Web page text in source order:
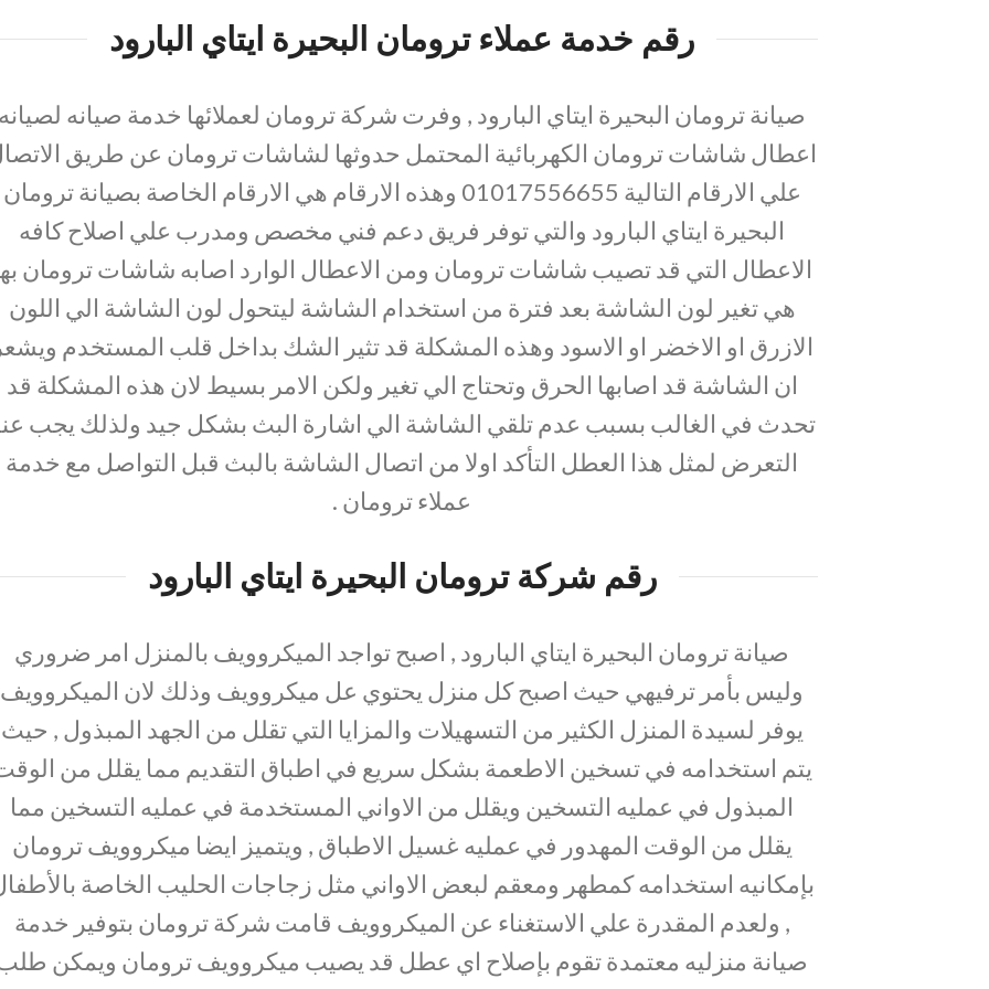
رقم خدمة عملاء ترومان البحيرة ايتاي البارود
صيانة ترومان البحيرة ايتاي البارود , وفرت شركة ترومان لعملائها خدمة صيانه
اعطال شاشات ترومان الكهربائية المحتمل حدوثها لشاشات ترومان عن طريق
علي الارقام التالية 01017556655 وهذه الارقام هي الارقام الخاصة بصيانة ترومان
البحيرة ايتاي البارود والتي توفر فريق دعم فني مخصص ومدرب علي اصلاح كافه
الاعطال التي قد تصيب شاشات ترومان ومن الاعطال الوارد اصابه شاشات ترومان
هي تغير لون الشاشة بعد فترة من استخدام الشاشة ليتحول لون الشاشة الي اللون
الازرق او الاخضر او الاسود وهذه المشكلة قد تثير الشك بداخل قلب المستخدم
ان الشاشة قد اصابها الحرق وتحتاج الي تغير ولكن الامر بسيط لان هذه المشكلة قد
تحدث في الغالب بسبب عدم تلقي الشاشة الي اشارة البث بشكل جيد ولذلك يجب
التعرض لمثل هذا العطل التأكد اولا من اتصال الشاشة بالبث قبل التواصل مع خدمة
عملاء ترومان .
رقم شركة ترومان البحيرة ايتاي البارود
صيانة ترومان البحيرة ايتاي البارود , اصبح تواجد الميكروويف بالمنزل امر ضروري
وليس بأمر ترفيهي حيث اصبح كل منزل يحتوي عل ميكروويف وذلك لان الميكروويف
يوفر لسيدة المنزل الكثير من التسهيلات والمزايا التي تقلل من الجهد المبذول , حيث
يتم استخدامه في تسخين الاطعمة بشكل سريع في اطباق التقديم مما يقلل من
المبذول في عمليه التسخين ويقلل من الاواني المستخدمة في عمليه التسخين مما
يقلل من الوقت المهدور في عمليه غسيل الاطباق , ويتميز ايضا ميكروويف ترومان
بإمكانيه استخدامه كمطهر ومعقم لبعض الاواني مثل زجاجات الحليب الخاصة
, ولعدم المقدرة علي الاستغناء عن الميكروويف قامت شركة ترومان بتوفير خدمة
صيانة منزليه معتمدة تقوم بإصلاح اي عطل قد يصيب ميكروويف ترومان ويمكن